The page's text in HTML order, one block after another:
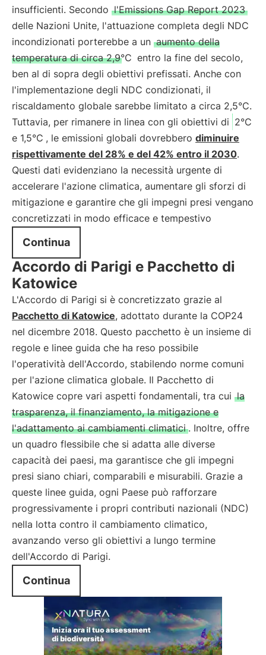
insufficienti. Secondo l'Emissions Gap Report 2023
delle Nazioni Unite, l'attuazione completa degli NDC
incondizionati porterebbe a un aumento della
temperatura di circa 2,9°C entro la fine del secolo,
ben al di sopra degli obiettivi prefissati. Anche con
l'implementazione degli NDC condizionati, il
riscaldamento globale sarebbe limitato a circa 2,5°C.
Tuttavia, per rimanere in linea con gli obiettivi di 2°C
e 1,5°C , le emissioni globali dovrebbero diminuire
rispettivamente del 28% e del 42% entro il 2030.
Questi dati evidenziano la necessità urgente di
accelerare l'azione climatica, aumentare gli sforzi di
mitigazione e garantire che gli impegni presi vengano
concretizzati in modo efficace e tempestivo
Continua
Accordo di Parigi e Pacchetto di
Katowice
L'Accordo di Parigi si è concretizzato grazie al
Pacchetto di Katowice, adottato durante la COP24
nel dicembre 2018. Questo pacchetto è un insieme di
regole e linee guida che ha reso possibile
l'operatività dell'Accordo, stabilendo norme comuni
per l'azione climatica globale. Il Pacchetto di
Katowice copre vari aspetti fondamentali, tra cui la
trasparenza, il finanziamento, la mitigazione e
l'adattamento ai cambiamenti climatici . Inoltre, offre
un quadro flessibile che si adatta alle diverse
capacità dei paesi, ma garantisce che gli impegni
presi siano chiari, comparabili e misurabili. Grazie a
queste linee guida, ogni Paese può rafforzare
progressivamente i propri contributi nazionali (NDC)
nella lotta contro il cambiamento climatico,
avanzando verso gli obiettivi a lungo termine
dell'Accordo di Parigi.
Continua